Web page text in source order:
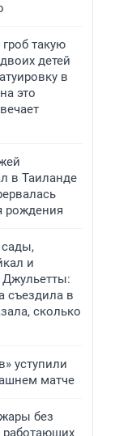
гроб такую
детей
в
это
в Таиланде
рождения
и
Джульетты:
съездила в
сколько
уступили
матче
без
работающих